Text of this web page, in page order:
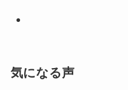
気になる声